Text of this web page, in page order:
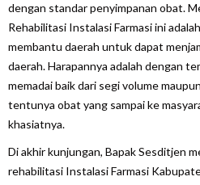
dengan standar penyimpanan obat.
Rehabilitasi Instalasi Farmasi ini
membantu daerah untuk dapat
daerah. Harapannya adalah dengan
memadai baik dari segi volume
tentunya obat yang sampai ke
khasiatnya.
Di akhir kunjungan, Bapak Sesditjen
rehabilitasi Instalasi Farmasi